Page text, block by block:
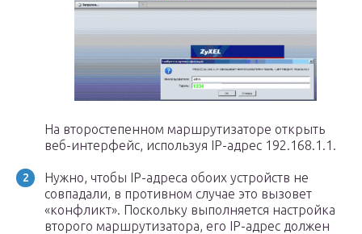
На второстепенном маршрутизаторе открыть
веб-интерфейс, используя IP-адрес 192.168.1.1.
Нужно, чтобы IP-адреса обоих устройств не
совпадали, в противном случае это вызовет
«конфликт». Поскольку выполняется настройка
второго маршрутизатора, его IP-адрес должен